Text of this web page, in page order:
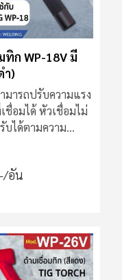
ทิก WP-18V มี
ำ)
มารถปรับความแรง
ชื่อมได้ หัวเชื่อมไม่
บได้ตามความ
/อัน